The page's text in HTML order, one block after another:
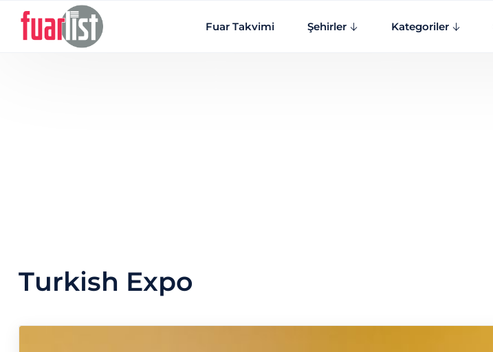
Skip to main content
Fuar Takvimi
Şehirler Kategoriler
Turkish Expo